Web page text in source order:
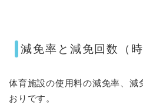
減免率と減免回数（時
体育施設の使用料の減免率、減
おりです。